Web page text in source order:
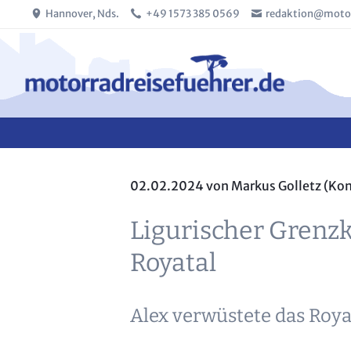
Hannover, Nds. +49 1573 385 0569
02.02.2024 von Markus Golletz
Ligurischer
Royatal
Alex verwüstete das